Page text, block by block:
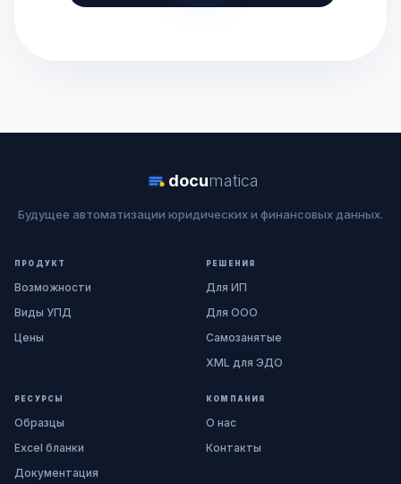
documatica
Будущее автоматизации юридических и финансовых данных.
ПРОДУКТ
Возможности
Виды УПД
Цены
РЕШЕНИЯ
Для ИП
Для ООО
Самозанятые
XML для ЭДО
РЕСУРСЫ
Образцы
Excel бланки
Документация
КОМПАНИЯ
О нас
Контакты